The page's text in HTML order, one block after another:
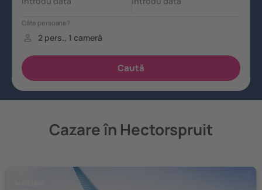
Cazare în Hectorspruit